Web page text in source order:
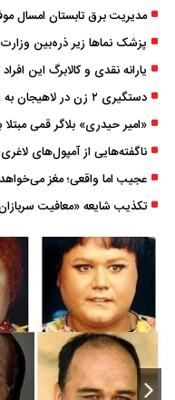
مدیریت برق تابستان امسال
یارانه نقدی و کالابرگ این
«امیر حیدری» بلاگر قمی
ناگفته‌هایی از آمپول‌های
عجیب اما واقعی؛ مغز
تکذیب شایعه «معافیت